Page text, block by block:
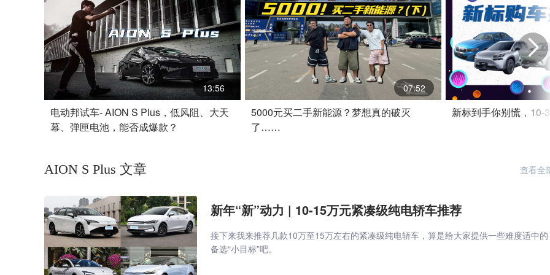
13:56
电动邦试车- AION S Plus，低风阻、大天
幕、弹匣电池，能否成爆款？
07:52
5000元买二手新能源？梦想真的破灭
了……
新标到手你别慌，10-
AION S Plus 文章 查看全
新年“新”动力 | 10-15万元紧凑级纯电轿车推荐
接下来我来推荐几款10万至15万左右的紧凑级纯电轿车，算是给大家提供一些难度适中的
备选“小目标”吧。